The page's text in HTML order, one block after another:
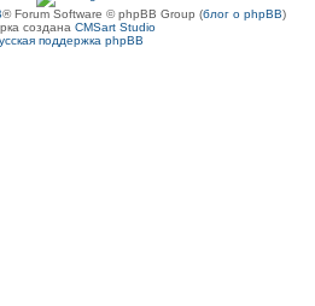
® Forum Software © phpBB Group (блог о phpBB)
создана CMSart Studio
поддержка phpBB